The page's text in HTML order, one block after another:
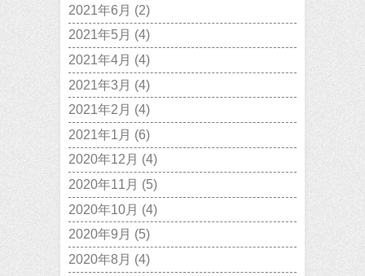
2021年6月 (2)
2021年5月 (4)
2021年4月 (4)
2021年3月 (4)
2021年2月 (4)
2021年1月 (6)
2020年12月 (4)
2020年11月 (5)
2020年10月 (4)
2020年9月 (5)
2020年8月 (4)